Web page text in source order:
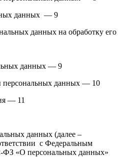
данных — 9
данных на обработку его
данных — 9
персональных данных — 10
— 11
данных (далее –
с Федеральным
ФЗ «О персональных данных»